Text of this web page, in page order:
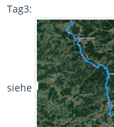
Tag3:
siehe